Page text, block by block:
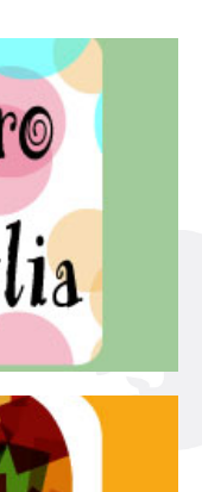
teatro concepita
all’intera